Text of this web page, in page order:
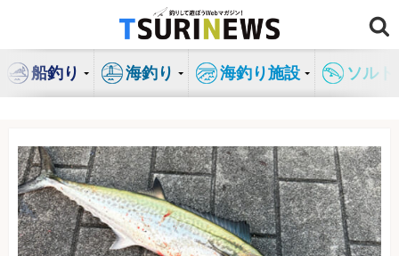
ン
船釣り 海釣り 海釣り施設 ソル